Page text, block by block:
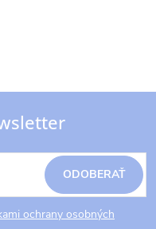
ochrany osobných
ODOBERAŤ